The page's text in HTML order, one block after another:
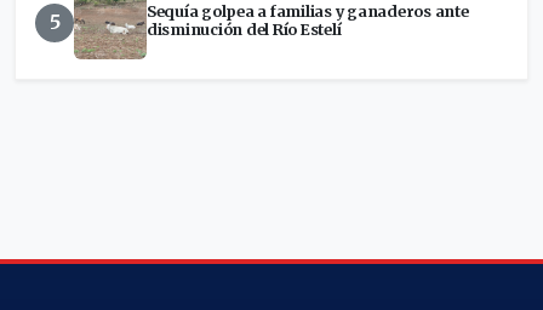
5
Sequía golpea a familias y ganaderos ante
disminución del Río Estelí